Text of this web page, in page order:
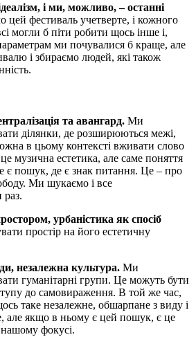
і ми, можливо, – останні
фестиваль учетверте, і кожного
могли б піти робити щось інше і,
ми почувалися б краще, але
і збираємо людей, які також
та авангард. Ми
ділянки, де розширюються межі,
в цьому контексті вживати слово
музична естетика, але саме поняття
є пошук, де є знак питання. Це – про
Ми шукаємо і все
урбаністика як спосіб
простір на його естетичну
незалежна культура. Ми
гуманітарні групи. Це можуть бути
до самовираження. В той же час,
таке незалежне, обшарпане з виду і
але якщо в ньому є цей пошук, є це
нашому фокусі.